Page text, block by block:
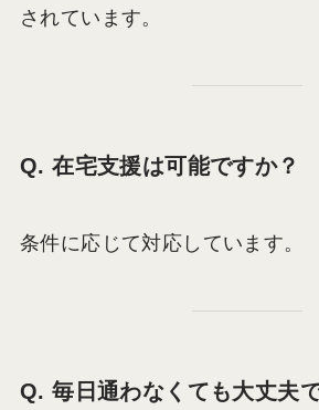
されています。
Q. 在宅支援は可能ですか？
条件に応じて対応しています。
Q. 毎日通わなくても大丈夫